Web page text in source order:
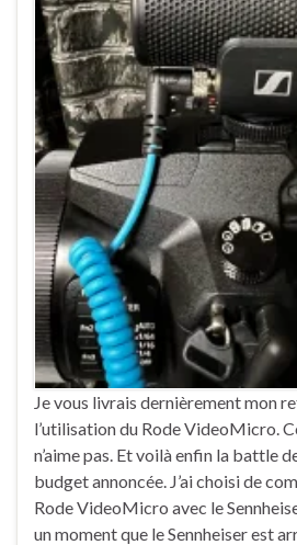
Je vous livrais dernièrement mon
l’utilisation du Rode VideoMicro.
n’aime pas. Et voilà enfin la battle
budget annoncée. J’ai choisi de
Rode VideoMicro avec le
un moment que le Sennheiser est